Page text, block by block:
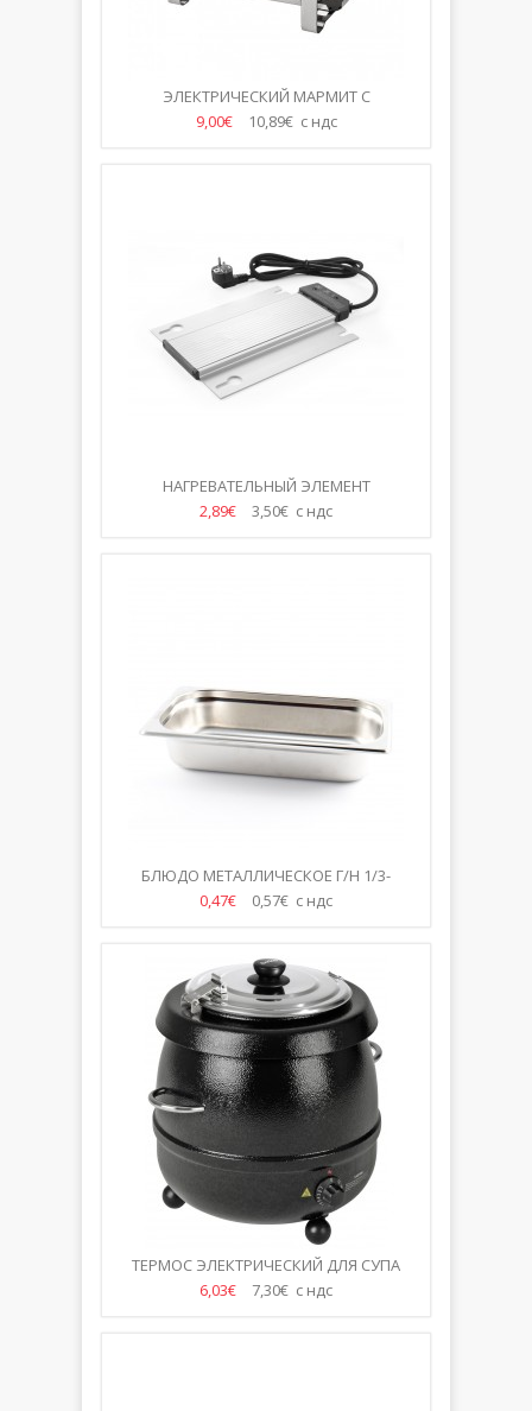
ЭЛЕКТРИЧЕСКИЙ МАРМИТ С
НАГРЕВАТЕЛЬНЫМ ЭЛЕМЕНТОМ
9,00€ 10,89€ с ндс
НАГРЕВАТЕЛЬНЫЙ ЭЛЕМЕНТ
2,89€
3,50€ с ндс
БЛЮДО МЕТАЛЛИЧЕСКОЕ Г/Н 1/3-
Н-65ММ
0,47€ 0,57€ с ндс
ТЕРМОС ЭЛЕКТРИЧЕСКИЙ ДЛЯ СУПА
ЧЕРНЫЙ 10Л
6,03€ 7,30€ с ндс